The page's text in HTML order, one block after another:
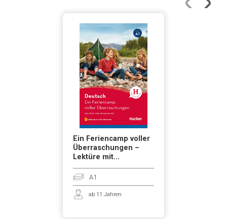
Ein Feriencamp voller
Überraschungen –
Lektüre mit...
A1
ab 11 Jahren